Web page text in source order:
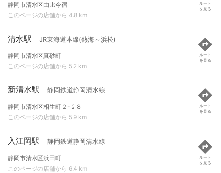
静岡市清水区由比今宿
このページの店舗から 4.8 km
ルート
を見る
清水駅 JR東海道本線(熱海～浜松)
静岡市清水区真砂町
このページの店舗から 5.2 km
ルート
を見る
新清水駅 静岡鉄道静岡清水線
静岡市清水区相生町２-２８
このページの店舗から 5.9 km
ルート
を見る
入江岡駅 静岡鉄道静岡清水線
静岡市清水区浜田町
このページの店舗から 6.4 km
ルート
を見る